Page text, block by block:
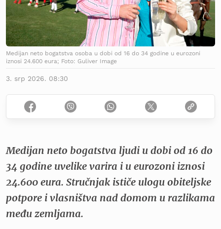
Medijan neto bogatstva osoba u dobi od 16 do 34 godine u eurozoni
iznosi 24.600 eura; Foto: Guliver Image
3. srp 2026. 08:30
Medijan neto bogatstva ljudi u dobi od 16 do
34 godine uvelike varira i u eurozoni iznosi
24.600 eura. Stručnjak ističe ulogu obiteljske
potpore i vlasništva nad domom u razlikama
među zemljama.